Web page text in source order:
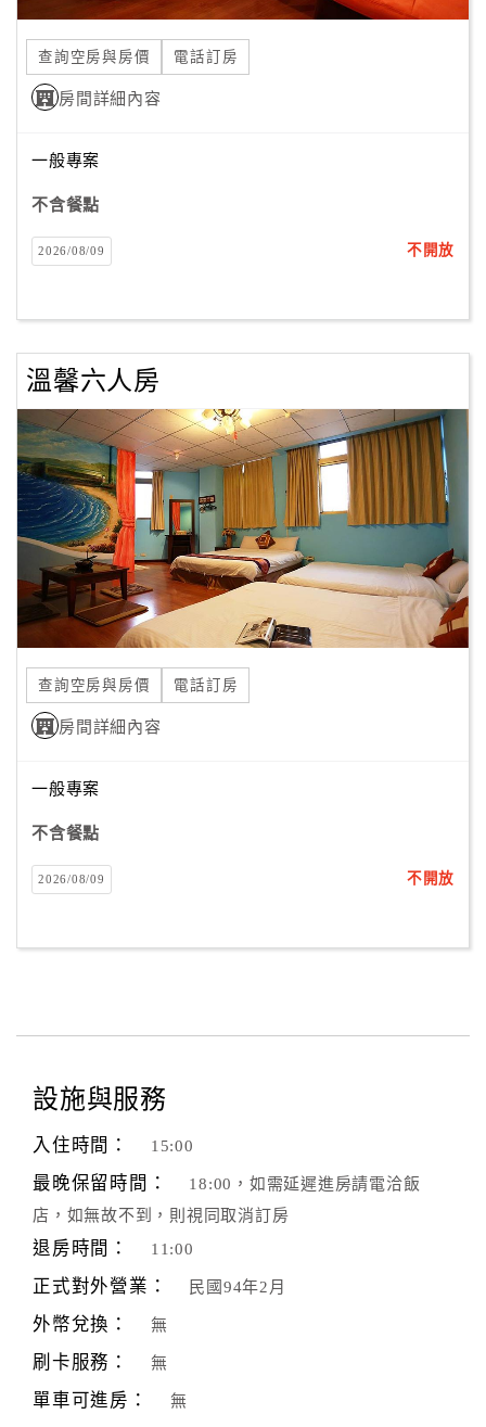
合
作
提
案
店
作
商
合
作
旅
伴
計
劃
品
宣
傳
查詢空房與房價 電話訂房
房間詳細內容
一般專案
不含餐點
2026/08/09 不開放
溫馨六人房
查詢空房與房價 電話訂房
房間詳細內容
一般專案
不含餐點
2026/08/09 不開放
設施與服務
入住時間： 15:00
最晚保留時間：
18:00，如需延遲進房請電洽飯
店，如無故不到，則視同取消訂房
退房時間： 11:00
正式對外營業： 民國94年2月
外幣兌換： 無
刷卡服務： 無
單車可進房： 無